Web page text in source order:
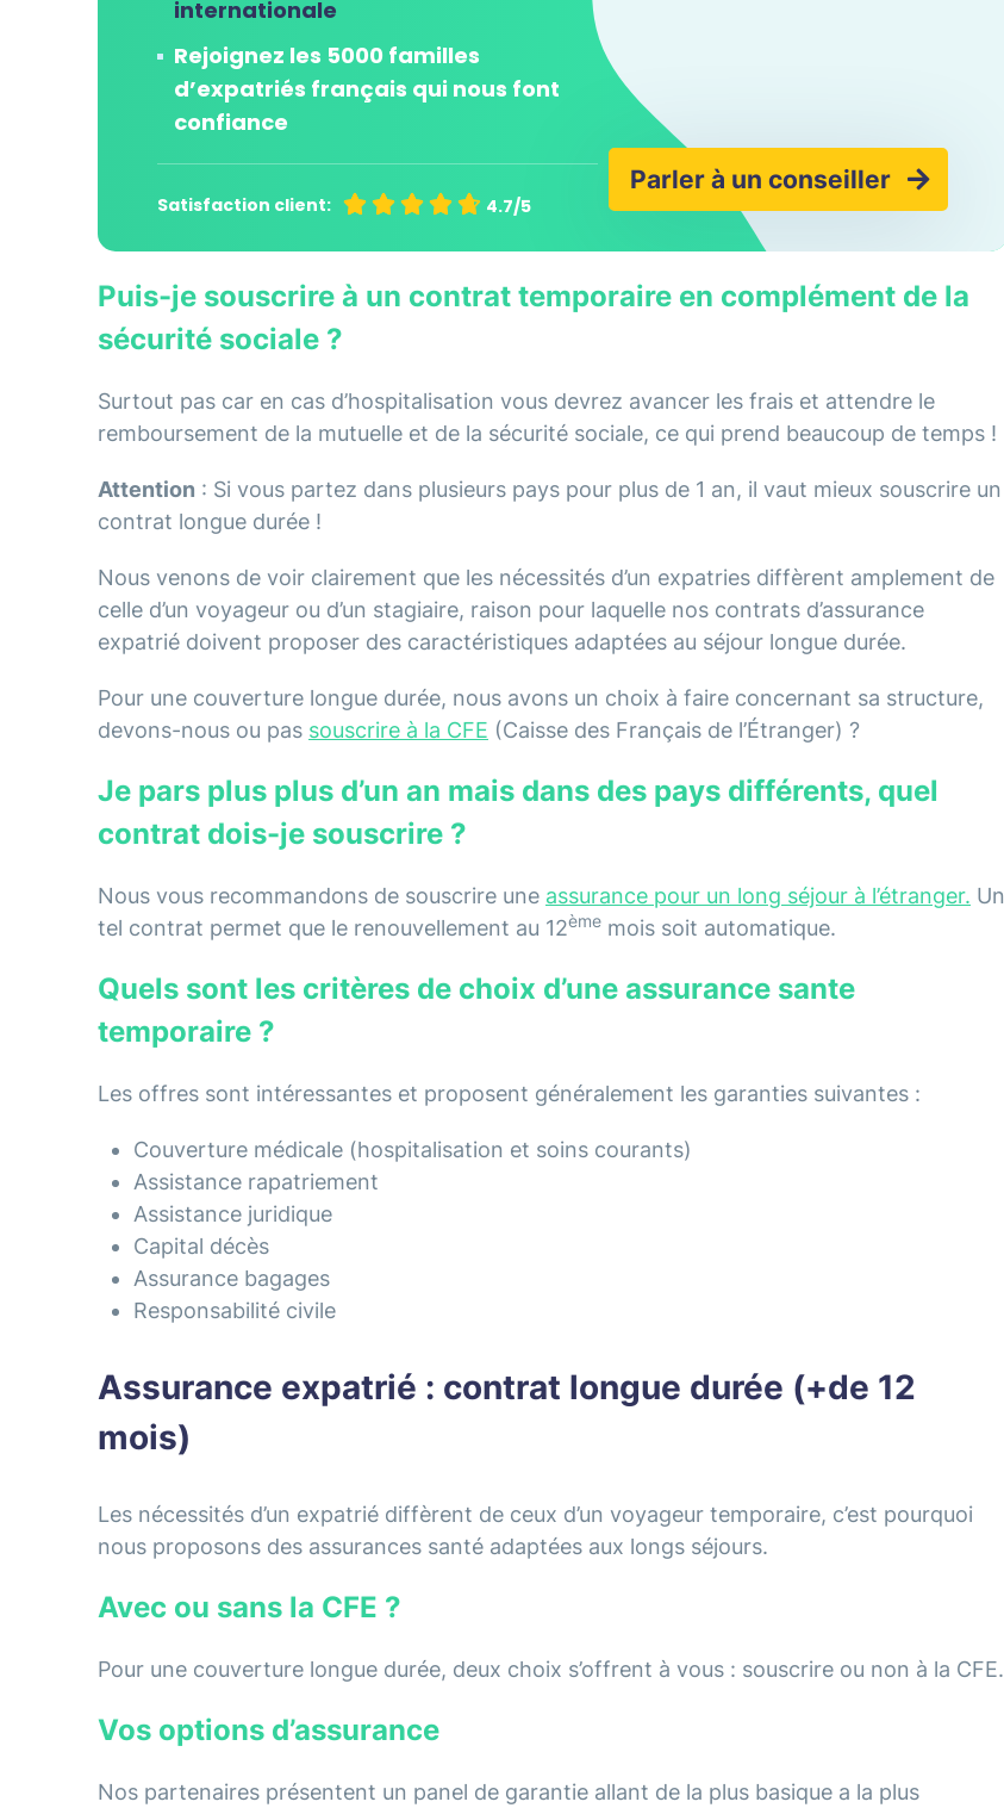
internationale
Rejoignez les 5000 familles
d’expatriés français qui nous font
confiance
Satisfaction client:      4.7/5
Parler à un conseiller
Puis-je souscrire à un contrat temporaire en complément de la
sécurité sociale ?
Surtout pas car en cas d’hospitalisation vous devrez avancer les frais et attendre le
remboursement de la mutuelle et de la sécurité sociale, ce qui prend beaucoup de temps !
Attention : Si vous partez dans plusieurs pays pour plus de 1 an, il vaut mieux souscrire un
contrat longue durée !
Nous venons de voir clairement que les nécessités d’un expatries diffèrent amplement de
celle d’un voyageur ou d’un stagiaire, raison pour laquelle nos contrats d’assurance
expatrié doivent proposer des caractéristiques adaptées au séjour longue durée.
Pour une couverture longue durée, nous avons un choix à faire concernant sa structure,
devons-nous ou pas souscrire à la CFE (Caisse des Français de l’Étranger) ?
Je pars plus plus d’un an mais dans des pays différents, quel
contrat dois-je souscrire ?
Nous vous recommandons de souscrire une assurance pour un long séjour à l’étranger. Un
tel contrat permet que le renouvellement au 12ème mois soit automatique.
Quels sont les critères de choix d’une assurance sante
temporaire ?
Les offres sont intéressantes et proposent généralement les garanties suivantes :
Couverture médicale (hospitalisation et soins courants)
Assistance rapatriement
Assistance juridique
Capital décès
Assurance bagages
Responsabilité civile
Assurance expatrié : contrat longue durée (+de 12
mois)
Les nécessités d’un expatrié diffèrent de ceux d’un voyageur temporaire, c’est pourquoi
nous proposons des assurances santé adaptées aux longs séjours.
Avec ou sans la CFE ?
Pour une couverture longue durée, deux choix s’offrent à vous : souscrire ou non à la CFE.
Vos options d’assurance
Nos partenaires présentent un panel de garantie allant de la plus basique a la plus